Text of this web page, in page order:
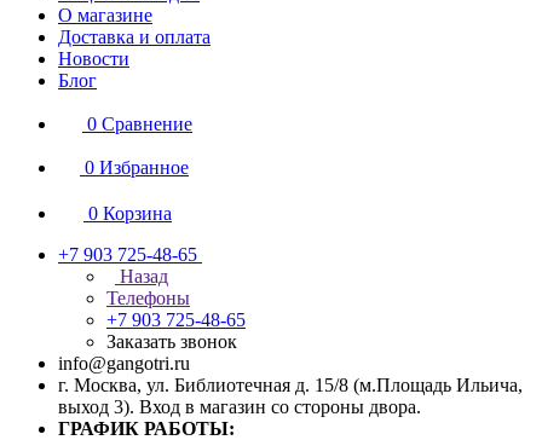
О магазине
Доставка и оплата
Новости
Блог
0 Сравнение
0 Избранное
0 Корзина
+7 903 725-48-65
Назад
Телефоны
+7 903 725-48-65
Заказать звонок
info@gangotri.ru
г. Москва, ул. Библиотечная д. 15/8 (м.Площадь Ильича,
выход 3). Вход в магазин со стороны двора.
ГРАФИК РАБОТЫ: